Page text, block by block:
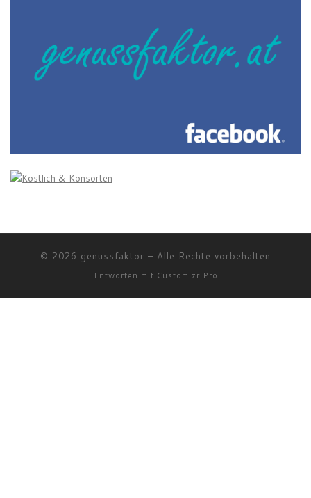
© 2026 genussfaktor – Alle Rechte vorbehalten
Entworfen mit Customizr Pro